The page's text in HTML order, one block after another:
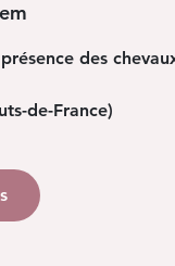
des
de-France)